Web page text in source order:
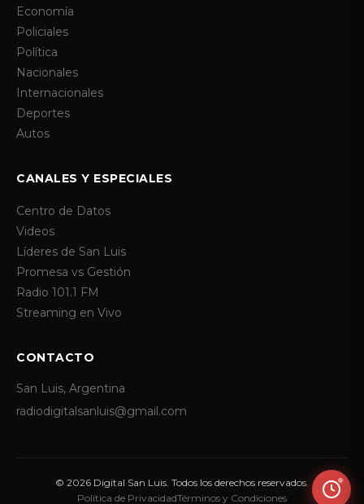
Economía
Policiales
Política
Nacionales
Internacionales
Deportes
Autos
CANALES Y ESPECIALES
Centro de Datos
Videos
Líderes de San Luis
Promesa vs Gestión
Radio 101.1 FM
Streaming en Vivo
CONTACTO
San Luis, Argentina
radiodigitalsanluis@gmail.com
© 2026 Digital San Luis. Todos los derechos reservados.
Política de PrivacidadTérminos y Condiciones